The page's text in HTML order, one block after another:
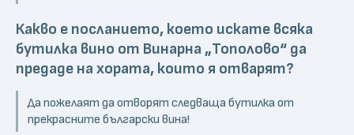
Какво е посланието, което искате всяка
бутилка вино от Винарна „Тополово“ да
предаде на хората, които я отварят?
Да пожелаят да отворят следваща бутилка от
прекрасните български вина!